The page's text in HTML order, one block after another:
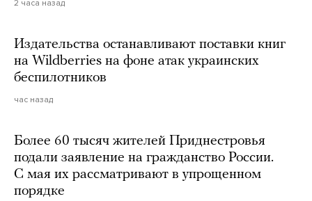
2 часа назад
Издательства останавливают поставки книг
на Wildberries на фоне атак украинских
беспилотников
час назад
Более 60 тысяч жителей Приднестровья
подали заявление на гражданство России.
С мая их рассматривают в упрощенном
порядке